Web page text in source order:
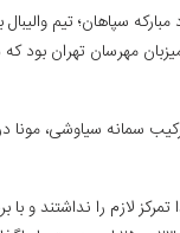
سپاهان؛ تیم
سمانه سیاوشی،
تمرکز لازم را نداشتند